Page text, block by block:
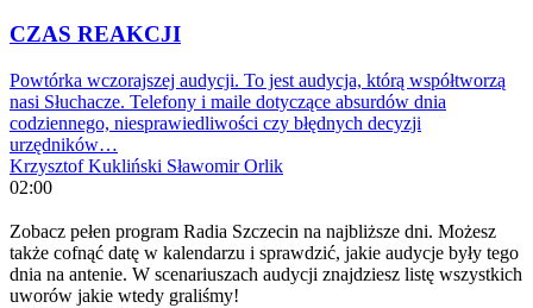
CZAS REAKCJI
Powtórka wczorajszej audycji. To jest audycja, którą współtworzą
nasi Słuchacze. Telefony i maile dotyczące absurdów dnia
codziennego, niesprawiedliwości czy błędnych decyzji
urzędników…
Krzysztof Kukliński Sławomir Orlik
02:00
Zobacz pełen program Radia Szczecin na najbliższe dni. Możesz
także cofnąć datę w kalendarzu i sprawdzić, jakie audycje były tego
dnia na antenie. W scenariuszach audycji znajdziesz listę wszystkich
uworów jakie wtedy graliśmy!